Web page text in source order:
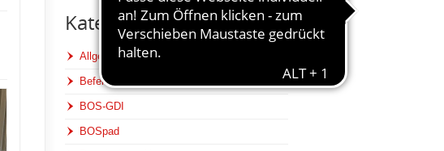
Kategorien
Allgemein
Befehlsstellen
BOS-GDI
BOSpad